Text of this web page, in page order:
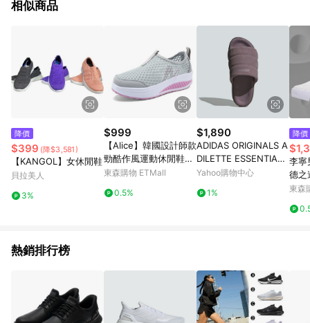
的購回饋活動享Yahoo超贈點回饋者 - 購物中心商店之商品：商
價券等虛擬貨幣折抵 4. 大宗採購或批發轉賣不具回饋資格： 如
有相關事證認定您為大宗採購、批發轉賣而非最終消費使用者，
相關認定以Yahoo購物中心之認定為準
相似商品
降價
$399 (降$3,581)
【KANGOL】女休閒鞋
貝拉美人
3%
$999
【Alice】韓國設計師款
勁酷作風運動休閒鞋
(彈力耐磨/穆勒/瑪麗
東森購物 ETMall
0.5%
$1,890
ADIDAS ORIGINALS A
DILETTE ESSENTIAL
W 女運動拖鞋-紫粉-IF
Yahoo購物中心
1%
降價
李寧
德之
運動
東森
熱銷排行榜